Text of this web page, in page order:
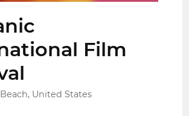
Film
United States